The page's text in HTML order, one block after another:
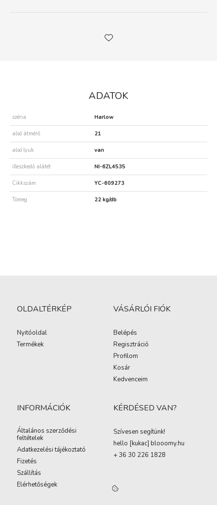
ADATOK
széria Harlow
alsó átmérő 21
alsó lyuk van
illeszkedő alátét NI-6ZL4535
Cikkszám YC-609273
Tömeg 22 kg/db
OLDALTÉRKÉP
Nyitóoldal
Termékek
VÁSÁRLÓI FIÓK
Belépés
Regisztráció
Profilom
Kosár
Kedvenceim
INFORMÁCIÓK
Általános szerződési
feltételek
Adatkezelési tájékoztató
Fizetés
Szállítás
Elérhetőségek
KÉRDÉSED VAN?
Szívesen segítünk!
hello [kukac] blooomy.hu
+ 36 30 226 1828